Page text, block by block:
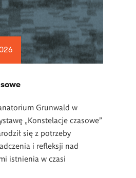
Grunwald w
„Konstelacje czasowe”
się z potrzeby
i refleksji nad
istnienia w czasi